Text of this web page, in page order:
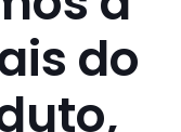
do